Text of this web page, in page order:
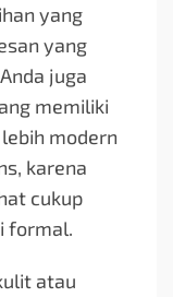
yang
yang
juga
memiliki
modern
karena
cukup
formal.
atau